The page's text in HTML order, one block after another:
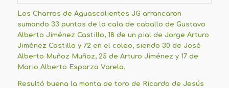
Los Charros de Aguascalientes JG arrancaron
sumando 33 puntos de la cala de caballo de Gustavo
Alberto Jiménez Castillo, 18 de un pial de Jorge Arturo
Jiménez Castillo y 72 en el coleo, siendo 30 de José
Alberto Muñoz Muñoz, 25 de Arturo Jiménez y 17 de
Mario Alberto Esparza Varela.
Resultó buena la monta de toro de Ricardo de Jesús